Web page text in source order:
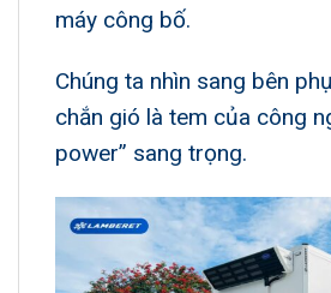
máy công bố.
Chúng ta nhìn sang bên
chắn gió là tem của công
power” sang trọng.